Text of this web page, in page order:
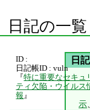
日記の一覧
日
示
ID :
日記帳ID : vuln
『特に重要なセキュ
ティ欠陥・ウイルス
報 』